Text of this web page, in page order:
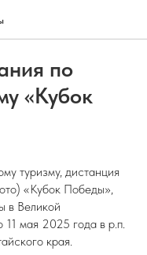
по
«Кубок
туризму, дистанция
«Кубок Победы»,
в Великой
11 мая 2025 года в р.п.
края.